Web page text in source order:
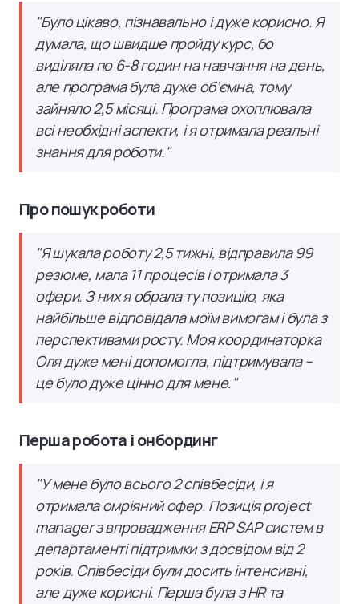
"Було цікаво, пізнавально і дуже корисно. Я
думала, що швидше пройду курс, бо
виділяла по 6-8 годин на навчання на день,
але програма була дуже об’ємна, тому
зайняло 2,5 місяці. Програма охоплювала
всі необхідні аспекти, і я отримала реальні
знання для роботи."
Про пошук роботи
"Я шукала роботу 2,5 тижні, відправила 99
резюме, мала 11 процесів і отримала 3
офери. З них я обрала ту позицію, яка
найбільше відповідала моїм вимогам і була з
перспективами росту. Моя координаторка
Оля дуже мені допомогла, підтримувала –
це було дуже цінно для мене."
Перша робота і онбординг
"У мене було всього 2 співбесіди, і я
отримала омріяний офер. Позиція project
manager з впровадження ERP SAP систем в
департаменті підтримки з досвідом від 2
років. Співбесіди були досить інтенсивні,
але дуже корисні. Перша була з HR та